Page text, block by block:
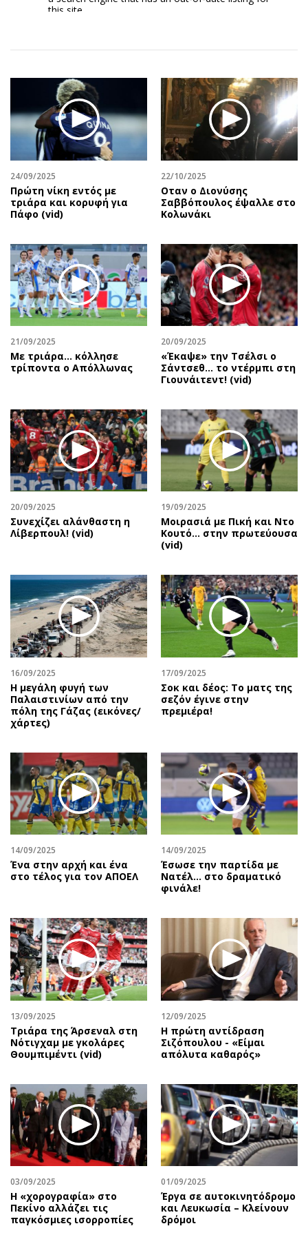
Αθλητισμός
Ελλάδα
Κληρώσεις Allwyn
Οικονομική
Οικονομία
Real Estate
Επιχειρήσεις
Αγορές
Money Review
Trends
Ενέργεια
Ναυτιλία
Περιβάλλον
Κόσμος
Παράξενα
Σινεμά
Θέατρο-Χορός
Μουσική
Εικαστικά
Βιβλίο
Χειρόγραφα
Κινητά-tablets
Αυτοκίνηση
Αφιερώματα
Πολιτική
Οικονομία
Γενικά
Αναδρομές
Πρόσωπα
Good Life
Γυναίκα
Showbiz
Ταξίδια
Έξοδος
Media
Wine routes
Podcasts
Uncut
Προσφορές
Προσωπικότητες στην ''Κ''
Επιστολές
24/09/2025
Πρώτη νίκη εντός με
τριάρα και κορυφή για
Πάφο (vid)
22/10/2025
Οταν ο Διονύσης
Σαββόπουλος έψαλλε στο
Κολωνάκι
21/09/2025
Με τριάρα... κόλλησε
τρίποντα ο Απόλλωνας
20/09/2025
«Έκαψε» την Τσέλσι ο
Σάντσεθ... το ντέρμπι στη
Γιουνάιτεντ! (vid)
20/09/2025
Συνεχίζει αλάνθαστη η
Λίβερπουλ! (vid)
19/09/2025
Μοιρασιά με Πική και Ντο
Κουτό… στην πρωτεύουσα
(vid)
16/09/2025
Η μεγάλη φυγή των
Παλαιστινίων από την
πόλη της Γάζας (εικόνες/
χάρτες)
17/09/2025
Σοκ και δέος: Το ματς της
σεζόν έγινε στην
πρεμιέρα!
14/09/2025
Ένα στην αρχή και ένα
στο τέλος για τον ΑΠΟΕΛ
14/09/2025
Έσωσε την παρτίδα με
Νατέλ… στο δραματικό
φινάλε!
13/09/2025
Τριάρα της Άρσεναλ στη
Νότιγχαμ με γκολάρες
Θουμπιμέντι (vid)
12/09/2025
Η πρώτη αντίδραση
Σιζόπουλoυ - «Είμαι
απόλυτα καθαρός»
03/09/2025
Η «χορογραφία» στο
Πεκίνο αλλάζει τις
παγκόσμιες ισορροπίες
01/09/2025
Έργα σε αυτοκινητόδρομο
και Λευκωσία – Κλείνουν
δρόμοι